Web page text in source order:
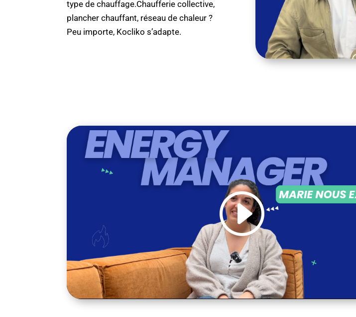
type de chauffage.Chaufferie collective,
plancher chauffant, réseau de chaleur ?
Peu importe, Kocliko s’adapte.